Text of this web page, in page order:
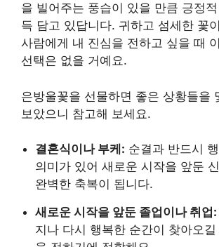
을 빌어주는 풍습이 있을 만큼 긍정
득 담고 있답니다. 귀하고 섬세한 꽃
사람에게 내 진심을 전하고 싶을 때
선택은 없을 거예요.
은방울꽃을 선물하면 좋은 상황들을
보았으니 참고해 보세요.
결혼식이나 부케: 순결과 반드시
의미가 있어 새로운 시작을 앞둔
완벽한 축복이 됩니다.
새로운 시작을 앞둔 졸업이나 취업:
지나 다시 행복한 순간이 찾아오